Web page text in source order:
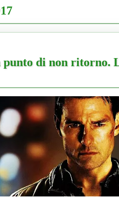
punto di non ritorno.